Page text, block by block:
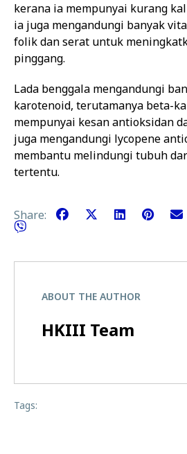
kerana ia mempunyai kurang
ia juga mengandungi banyak
folik dan serat untuk
pinggang.
Lada benggala mengandungi
karotenoid, terutamanya beta-
mempunyai kesan antioksidan
juga mengandungi lycopene
membantu melindungi tubuh
tertentu.
Share:
ABOUT THE AUTHOR
HKIII Team
Tags: